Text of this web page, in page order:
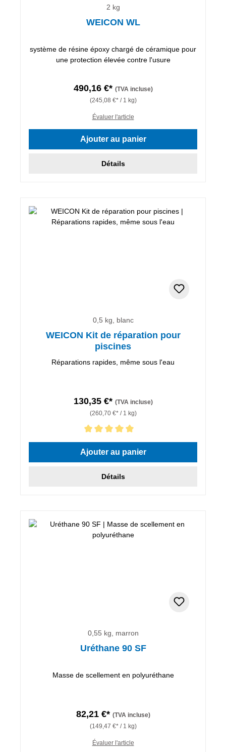
2 kg
WEICON WL
système de résine époxy chargé de céramique pour
une protection élevée contre l'usure
490,16 €* (TVA incluse)
(245,08 €* / 1 kg)
Évaluer l'article
Ajouter au panier
Détails
0,5 kg, blanc
WEICON Kit de réparation pour
piscines
Réparations rapides, même sous l'eau
130,35 €* (TVA incluse)
(260,70 €* / 1 kg)
Note moyenne de 5 sur 5 étoiles
Ajouter au panier
Détails
0,55 kg, marron
Uréthane 90 SF
Masse de scellement en polyuréthane
82,21 €* (TVA incluse)
(149,47 €* / 1 kg)
Évaluer l'article